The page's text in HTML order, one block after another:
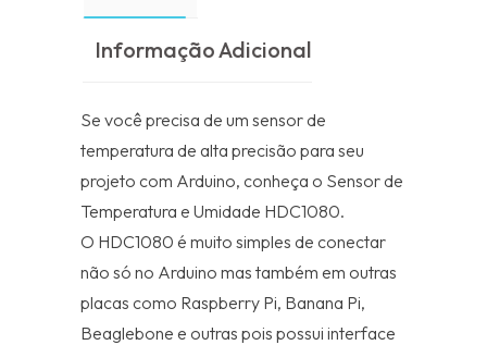
Informação Adicional
Se você precisa de um sensor de
temperatura de alta precisão para seu
projeto com Arduino, conheça o Sensor de
Temperatura e Umidade HDC1080.
O HDC1080 é muito simples de conectar
não só no Arduino mas também em outras
placas como Raspberry Pi, Banana Pi,
Beaglebone e outras pois possui interface